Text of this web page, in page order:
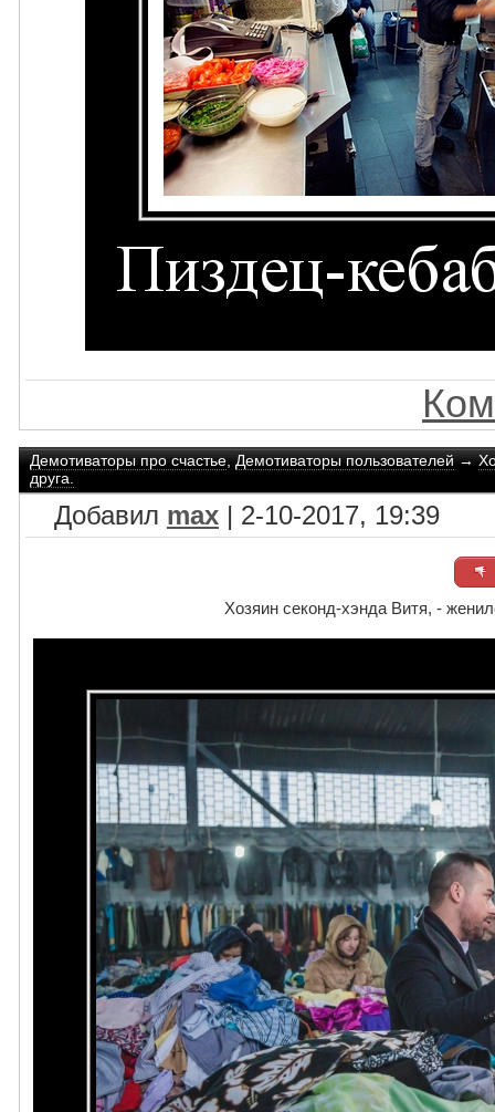
Демотиваторы про счастье,Демотиваторы пользователей→
друга.
Добавил max | 2-10-2017, 19:39
Хозяин секонд-хэнда Витя, -